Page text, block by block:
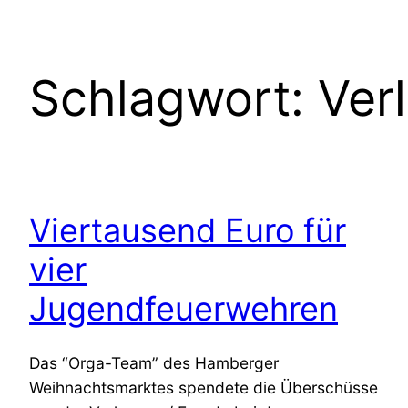
Schlagwort:
Viertausend Euro für
vier
Jugendfeuerwehren
Das “Orga-Team” des Hamberger
Weihnachtsmarktes spendete die Überschüsse